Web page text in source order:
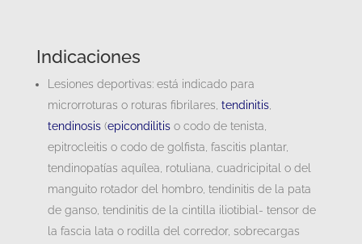
Indicaciones
Lesiones deportivas: está indicado para
microrroturas o roturas fibrilares, tendinitis,
tendinosis(epicondilitiso codo de tenista,
epitrocleitis o codo de golfista, fascitis plantar,
tendinopatías aquílea, rotuliana, cuadricipital o del
manguito rotador del hombro, tendinitis de la pata
de ganso, tendinitis de la cintilla iliotibial- tensor de
la fascia lata o rodilla del corredor, sobrecargas